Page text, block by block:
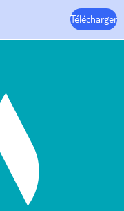
Télécharger